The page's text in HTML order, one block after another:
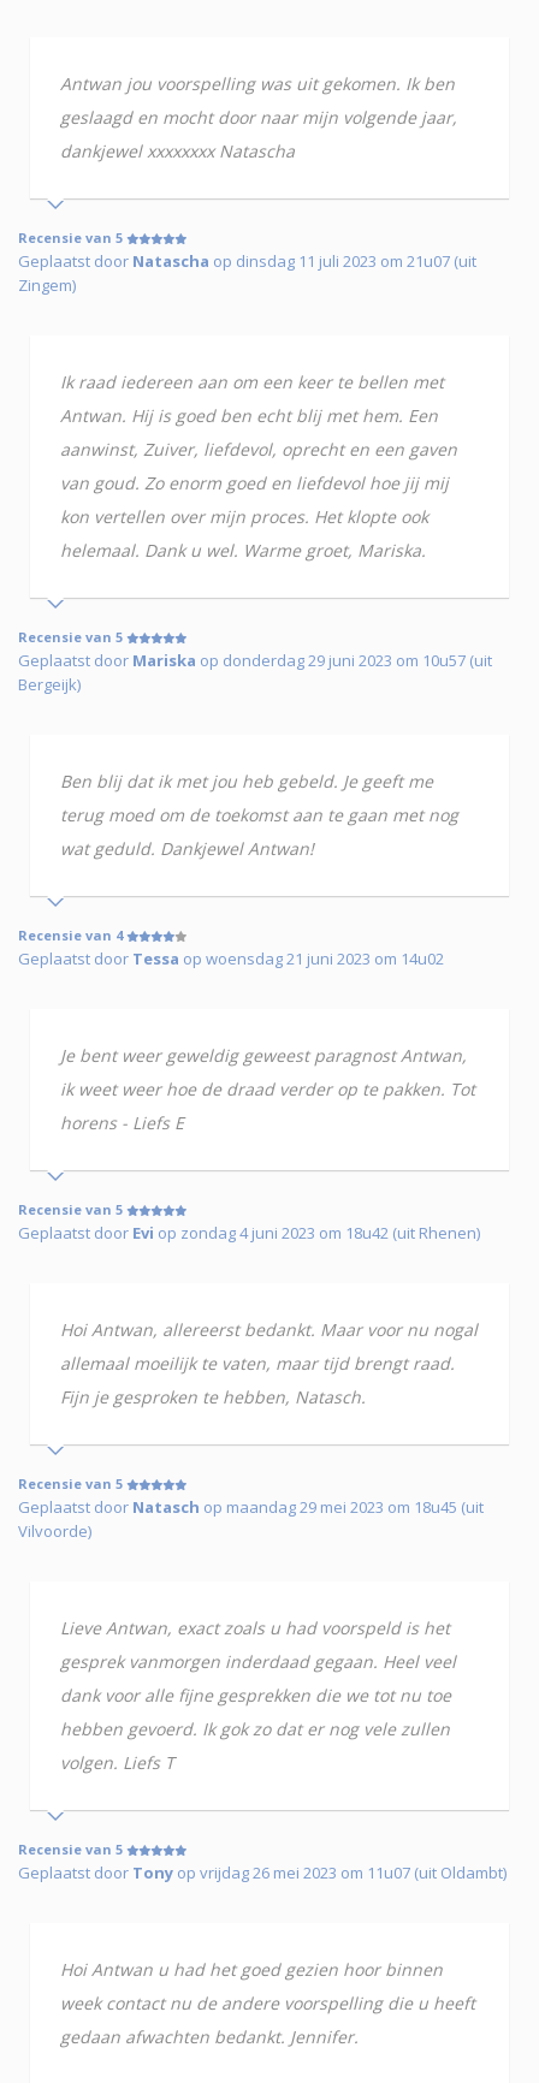
Antwan jou voorspelling was uit gekomen. Ik ben
geslaagd en mocht door naar mijn volgende jaar,
dankjewel xxxxxxxx Natascha
Recensie van 5
Geplaatst door Natascha op dinsdag 11 juli 2023 om 21u07 (uit
Zingem)
Ik raad iedereen aan om een keer te bellen met
Antwan. Hij is goed ben echt blij met hem. Een
aanwinst, Zuiver, liefdevol, oprecht en een gaven
van goud. Zo enorm goed en liefdevol hoe jij mij
kon vertellen over mijn proces. Het klopte ook
helemaal. Dank u wel. Warme groet, Mariska.
Recensie van 5
Geplaatst door Mariska op donderdag 29 juni 2023 om 10u57 (uit
Bergeijk)
Ben blij dat ik met jou heb gebeld. Je geeft me
terug moed om de toekomst aan te gaan met nog
wat geduld. Dankjewel Antwan!
Recensie van 4
Geplaatst door Tessa op woensdag 21 juni 2023 om 14u02
Je bent weer geweldig geweest paragnost Antwan,
ik weet weer hoe de draad verder op te pakken. Tot
horens - Liefs E
Recensie van 5
Geplaatst door Evi op zondag 4 juni 2023 om 18u42 (uit Rhenen)
Hoi Antwan, allereerst bedankt. Maar voor nu nogal
allemaal moeilijk te vaten, maar tijd brengt raad.
Fijn je gesproken te hebben, Natasch.
Recensie van 5
Geplaatst door Natasch op maandag 29 mei 2023 om 18u45 (uit
Vilvoorde)
Lieve Antwan, exact zoals u had voorspeld is het
gesprek vanmorgen inderdaad gegaan. Heel veel
dank voor alle fijne gesprekken die we tot nu toe
hebben gevoerd. Ik gok zo dat er nog vele zullen
volgen. Liefs T
Recensie van 5
Geplaatst door Tony op vrijdag 26 mei 2023 om 11u07 (uit Oldambt)
Hoi Antwan u had het goed gezien hoor binnen
week contact nu de andere voorspelling die u heeft
gedaan afwachten bedankt. Jennifer.